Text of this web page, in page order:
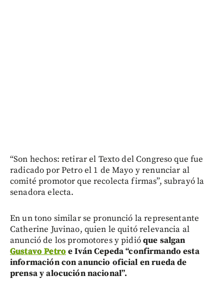
“Son hechos: retirar el Texto del Congreso que fue
radicado por Petro el 1 de Mayo y renunciar al
comité promotor que recolecta firmas”, subrayó la
senadora electa.
En un tono similar se pronunció la representante
Catherine Juvinao, quien le quitó relevancia al
anunció de los promotores y pidióque salgan
Gustavo Petroe Iván Cepeda “confirmando esta
información con anuncio oficial en rueda de
prensa y alocución nacional”.